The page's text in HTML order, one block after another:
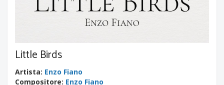
Little Birds
Artista: Enzo Fiano
Compositore: Enzo Fiano